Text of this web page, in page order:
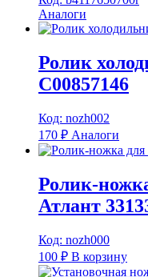
Аналоги
Ролик
C00857146
Код: nozh002
170 ₽ Аналоги
Ролик-
Атлант
Код: nozh000
100 ₽ В корзину